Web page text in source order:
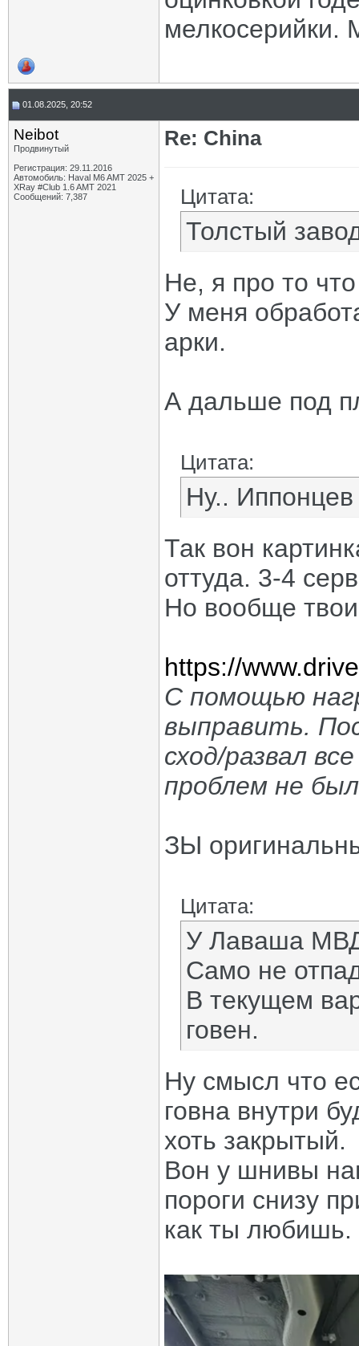
мелкосерийки.
01.08.2025, 20:52
Neibot
Продвинутый
Регистрация: 29.11.2016
Автомобиль: Haval M6 AMT 2025 +
XRay #Club 1.6 AMT 2021
Сообщений: 7,387
Re: China
Цитата:
Толстый
Не, я про то
У меня
арки.
А дальше под
Цитата:
Ну.. Иппонцев
Так вон
оттуда. 3-4
Но вообще
https://
С помощью
выправить.
сход/развал
проблем не
ЗЫ
Цитата:
У Лаваша МВД
Само не
В текущем
говен.
Ну смысл что
говна внутри
хоть закрытый.
Вон у шнивы
пороги снизу
как ты любишь.